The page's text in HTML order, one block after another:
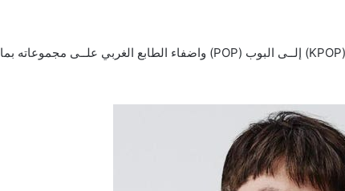
رئيس شركة هايب HYBE يريد تحويل الكيبوب (KPOP) إلــى البوب (POP) واضفاء الطابع الغربي علــى مجموعاته بما